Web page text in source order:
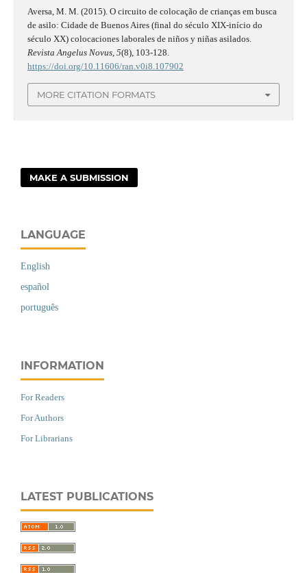
Aversa, M. M. (2015). O circuito de colocação de crianças em busca
de asilo: Cidade de Buenos Aires (final do século XIX-início do
século XX) colocaciones laborales de niños y niñas asilados.
Revista Angelus Novus, 5(8), 103-128.
https://doi.org/10.11606/ran.v0i8.107902
MORE CITATION FORMATS
MAKE A SUBMISSION
LANGUAGE
English
español
português
INFORMATION
For Readers
For Authors
For Librarians
LATEST PUBLICATIONS